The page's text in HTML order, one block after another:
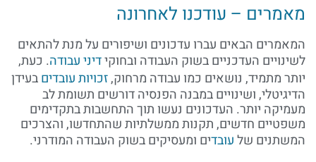
מאמרים – עודכנו לאחרונה
המאמרים הבאים עברו עדכונים ושיפורים על מנת להתאים
לשינויים העדכניים בשוק העבודה ובחוקידיני עבודה. כעת,
יותר מתמיד, נושאים כמו עבודה מרחוק,זכויות עובדיםבעידן
הדיגיטלי, ושינויים במבנה הפנסיה דורשים תשומת לב
מעמיקה יותר. העדכונים נעשו תוך התחשבות בתקדימים
משפטיים חדשים, תקנות ממשלתיות שהתחדשו, והצרכים
המשתנים שלעובדים ומעסיקים בשוק העבודה המודרני.